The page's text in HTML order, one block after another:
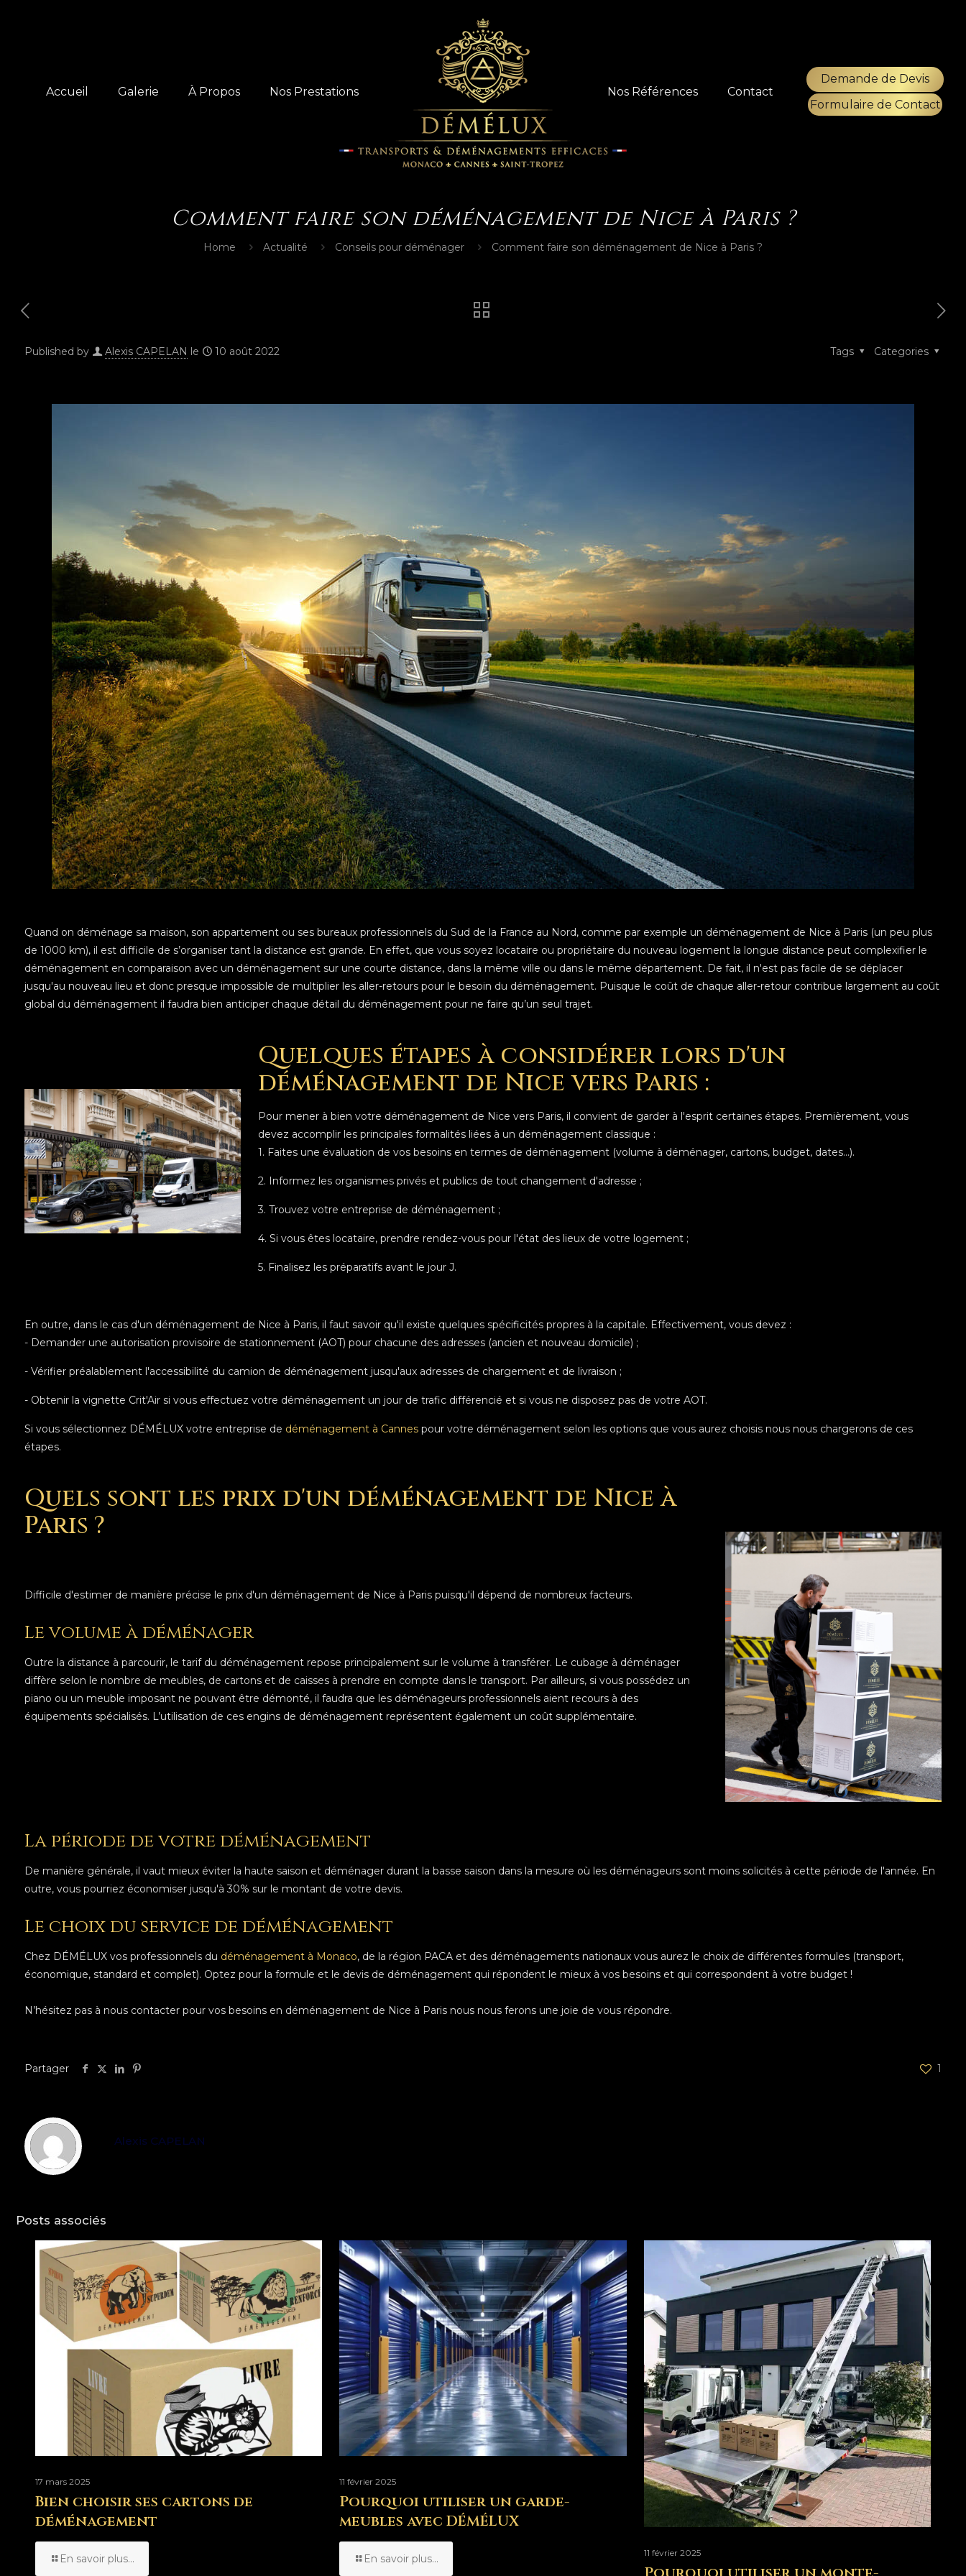
Accueil Galerie À Propos Nos Prestations Nos Références Contact
Demande de Devis
Formulaire de Contact
Comment faire son déménagement de Nice à Paris ?
Home Actualité Conseils pour déménager Comment faire son déménagement de Nice à Paris ?
Published by Alexis CAPELAN le 10 août 2022 Categories
Tags
Quand on déménage sa maison, son appartement ou ses bureaux professionnels du Sud de la France au Nord, comme par exemple un déménagement de Nice à Paris (un peu plus
de 1000 km), il est difficile de s’organiser tant la distance est grande. En effet, que vous soyez locataire ou propriétaire du nouveau logement la longue distance peut complexifier le
déménagement en comparaison avec un déménagement sur une courte distance, dans la même ville ou dans le même département. De fait, il n'est pas facile de se déplacer
jusqu'au nouveau lieu et donc presque impossible de multiplier les aller-retours pour le besoin du déménagement. Puisque le coût de chaque aller-retour contribue largement au coût
global du déménagement il faudra bien anticiper chaque détail du déménagement pour ne faire qu’un seul trajet.
Quelques étapes à considérer lors d'un
déménagement de Nice vers Paris :
Pour mener à bien votre déménagement de Nice vers Paris, il convient de garder à l'esprit certaines étapes. Premièrement, vous
devez accomplir les principales formalités liées à un déménagement classique :
1. Faites une évaluation de vos besoins en termes de déménagement (volume à déménager, cartons, budget, dates...).
2. Informez les organismes privés et publics de tout changement d'adresse ;
3. Trouvez votre entreprise de déménagement ;
4. Si vous êtes locataire, prendre rendez-vous pour l'état des lieux de votre logement ;
5. Finalisez les préparatifs avant le jour J.
En outre, dans le cas d'un déménagement de Nice à Paris, il faut savoir qu'il existe quelques spécificités propres à la capitale. Effectivement, vous devez :
- Demander une autorisation provisoire de stationnement (AOT) pour chacune des adresses (ancien et nouveau domicile) ;
- Vérifier préalablement l'accessibilité du camion de déménagement jusqu'aux adresses de chargement et de livraison ;
- Obtenir la vignette Crit'Air si vous effectuez votre déménagement un jour de trafic différencié et si vous ne disposez pas de votre AOT.
Si vous sélectionnez DÉMÉLUX votre entreprise de déménagement à Cannes pour votre déménagement selon les options que vous aurez choisis nous nous chargerons de ces
étapes.
Quels sont les prix d'un déménagement de Nice à
Paris ?
Difficile d'estimer de manière précise le prix d'un déménagement de Nice à Paris puisqu'il dépend de nombreux facteurs.
Le volume à déménager
Outre la distance à parcourir, le tarif du déménagement repose principalement sur le volume à transférer. Le cubage à déménager
diffère selon le nombre de meubles, de cartons et de caisses à prendre en compte dans le transport. Par ailleurs, si vous possédez un
piano ou un meuble imposant ne pouvant être démonté, il faudra que les déménageurs professionnels aient recours à des
équipements spécialisés. L’utilisation de ces engins de déménagement représentent également un coût supplémentaire.
La période de votre déménagement
De manière générale, il vaut mieux éviter la haute saison et déménager durant la basse saison dans la mesure où les déménageurs sont moins solicités à cette période de l'année. En
outre, vous pourriez économiser jusqu'à 30% sur le montant de votre devis.
Le choix du service de déménagement
Chez DÉMÉLUX vos professionnels du déménagement à Monaco, de la région PACA et des déménagements nationaux vous aurez le choix de différentes formules (transport,
économique, standard et complet). Optez pour la formule et le devis de déménagement qui répondent le mieux à vos besoins et qui correspondent à votre budget !
N’hésitez pas à nous contacter pour vos besoins en déménagement de Nice à Paris nous nous ferons une joie de vous répondre.
Partager 1
Alexis CAPELAN
Posts associés
17 mars 2025
Bien choisir ses cartons de
déménagement
En savoir plus...
11 février 2025
Pourquoi utiliser un garde-
meubles avec DÉMÉLUX
En savoir plus... 11 février 2025